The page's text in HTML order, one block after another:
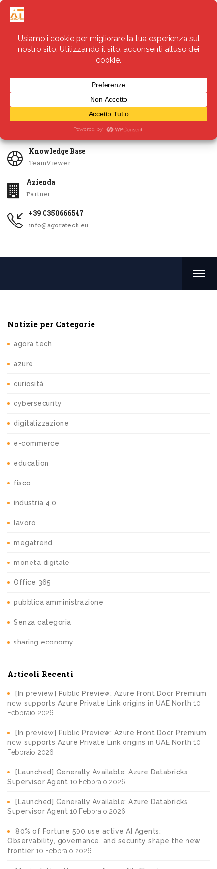
Servizi
Knowledge Base
TeamViewer
Azienda
Partner
+39 0350666547
info@agoratech.eu
Notizie per Categorie
agora tech
azure
curiosità
cybersecurity
digitalizzazione
e-commerce
education
fisco
industria 4.0
lavoro
megatrend
moneta digitale
Office 365
pubblica amministrazione
Senza categoria
sharing economy
Articoli Recenti
[In preview] Public Preview: Azure Front Door Premium
now supports Azure Private Link origins in UAE North 10
Febbraio 2026
[In preview] Public Preview: Azure Front Door Premium
now supports Azure Private Link origins in UAE North 10
Febbraio 2026
[Launched] Generally Available: Azure Databricks
Supervisor Agent 10 Febbraio 2026
[Launched] Generally Available: Azure Databricks
Supervisor Agent 10 Febbraio 2026
80% of Fortune 500 use active AI Agents:
Observability, governance, and security shape the new
frontier 10 Febbraio 2026